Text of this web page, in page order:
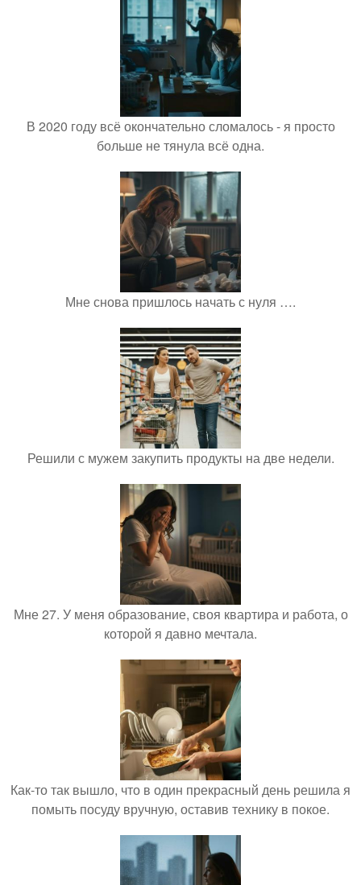
В 2020 году всё окончательно сломалось - я просто
больше не тянула всё одна.
Мне снова пришлось начать с нуля ….
Решили с мужем закупить продукты на две недели.
Мне 27. У меня образование, своя квартира и работа, о
которой я давно мечтала.
Как-то так вышло, что в один прекрасный день решила я
помыть посуду вручную, оставив технику в покое.